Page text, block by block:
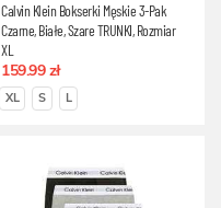
Calvin Klein Bokserki Męskie 3-Pak
Czarne, Białe, Szare TRUNKI, Rozmiar
XL
159.99 zł
XL S L